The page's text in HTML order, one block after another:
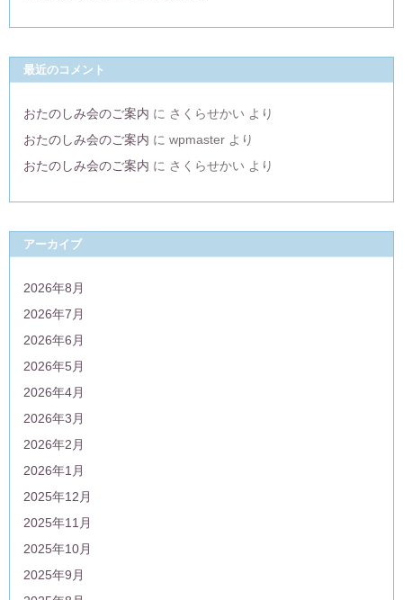
最近のコメント
おたのしみ会のご案内 に さくらせかい より
おたのしみ会のご案内 に wpmaster より
おたのしみ会のご案内 に さくらせかい より
アーカイブ
2026年8月
2026年7月
2026年6月
2026年5月
2026年4月
2026年3月
2026年2月
2026年1月
2025年12月
2025年11月
2025年10月
2025年9月